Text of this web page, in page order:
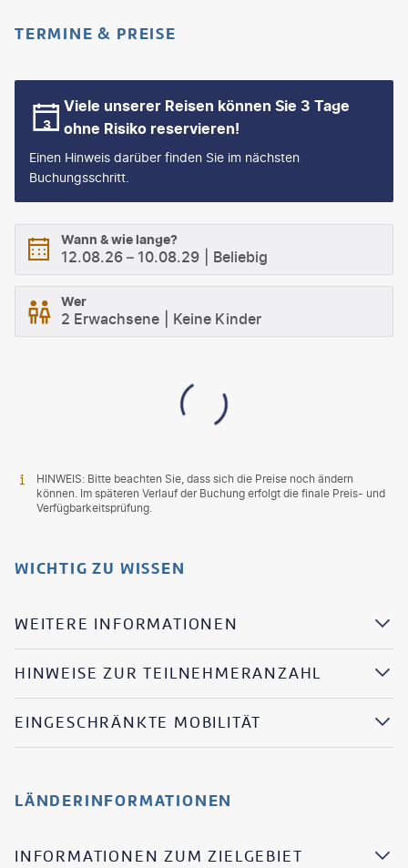
TERMINE & PREISE
Viele unserer Reisen können Sie 3 Tage
ohne Risiko reservieren!
Einen Hinweis darüber finden Sie im nächsten
Buchungsschritt.
Wann & wie lange?
12.08.26 – 10.08.29 Beliebig
Wer
2 Erwachsene Keine Kinder
HINWEIS: Bitte beachten Sie, dass sich die Preise noch ändern
können. Im späteren Verlauf der Buchung erfolgt die finale Preis- und
Verfügbarkeitsprüfung.
WICHTIG ZU WISSEN
WEITERE INFORMATIONEN
HINWEISE ZUR TEILNEHMERANZAHL
EINGESCHRÄNKTE MOBILITÄT
LÄNDERINFORMATIONEN
INFORMATIONEN ZUM ZIELGEBIET